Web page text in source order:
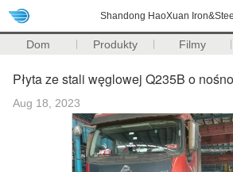
Shandong HaoXuan
Dom Produkty Filmy
Płyta ze stali węglowej Q235B o
Aug 18, 2023